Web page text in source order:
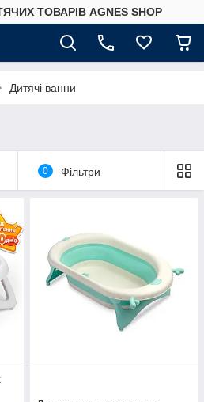
ТОВАРІВ AGNES SHOP
Дитячі ванни
0 Фільтри